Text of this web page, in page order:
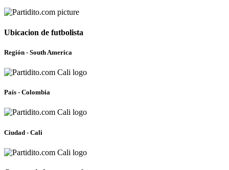
Ubicacion de futbolista
Región - South America
País - Colombia
Ciudad - Cali